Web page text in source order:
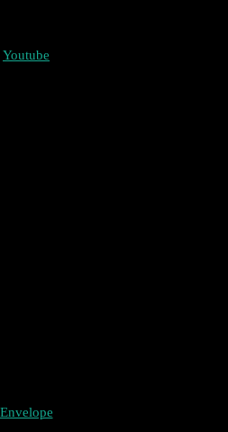
Youtube
Envelope